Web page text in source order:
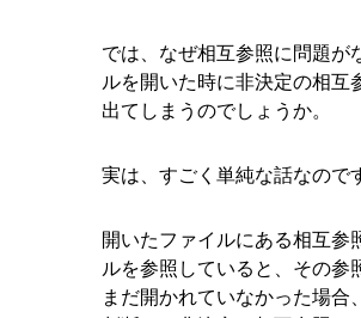
では、なぜ相互参照に問題が
ルを開いた時に非決定の相互
出てしまうのでしょうか。
実は、すごく単純な話なので
開いたファイルにある相互参
ルを参照していると、その参
まだ開かれていなかった場合